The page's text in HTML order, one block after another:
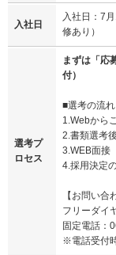
入社日
入社日：7
修あり）
選考プ
ロセス
まずは「応
付）
■選考の流れ
1.Webから
2.書類選考
3.WEB面接
4.採用決定
【お問い合
フリーダイ
固定電話：
※電話受付